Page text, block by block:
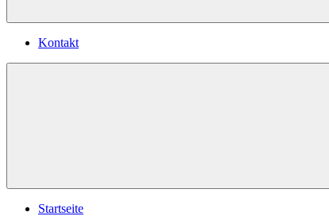
Kontakt
Startseite